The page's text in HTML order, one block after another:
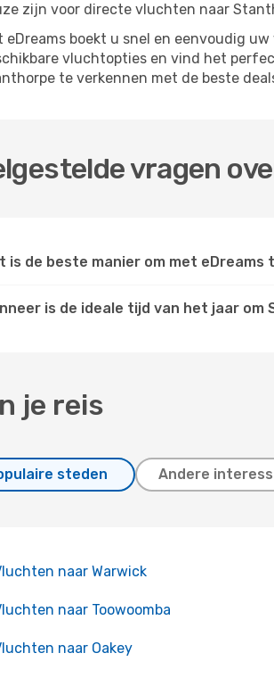
zijn voor directe vluchten naar
eDreams boekt u snel en eenvoudig
vluchtopties en vind het
te verkennen met de beste
vragen
is de beste manier om met
is de ideale tijd van het jaar
je reis
steden Andere
naar Warwick
naar Toowoomba
naar Oakey